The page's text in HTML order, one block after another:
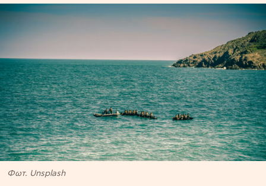
Φωτ. Unsplash